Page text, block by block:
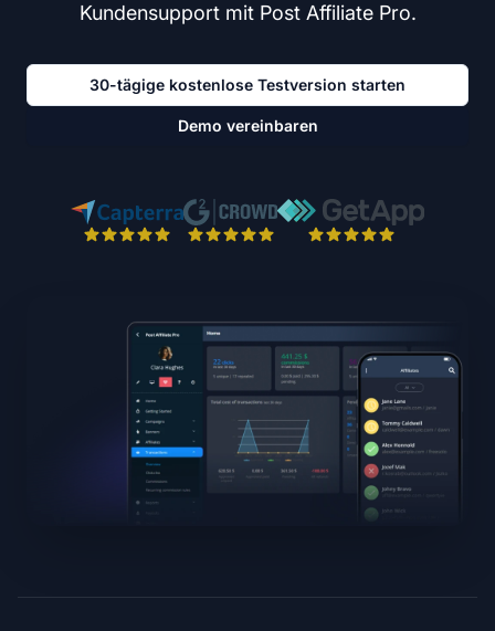
Kundensupport mit Post Affiliate Pro.
30-tägige kostenlose Testversion starten
Demo vereinbaren